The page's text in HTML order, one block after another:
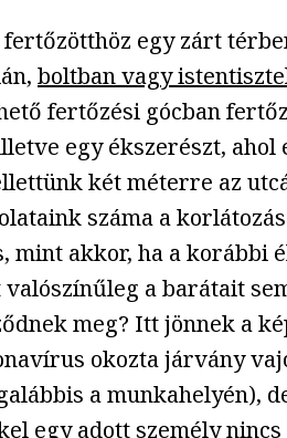
egy zárt
boltban vagy
fertőzési gócban
egy ékszerészt, ahol
két méterre az
száma a
mint akkor, ha a korábbi
a barátait
meg? Itt jönnek a
okozta járvány
a munkahelyén),
egy adott személy